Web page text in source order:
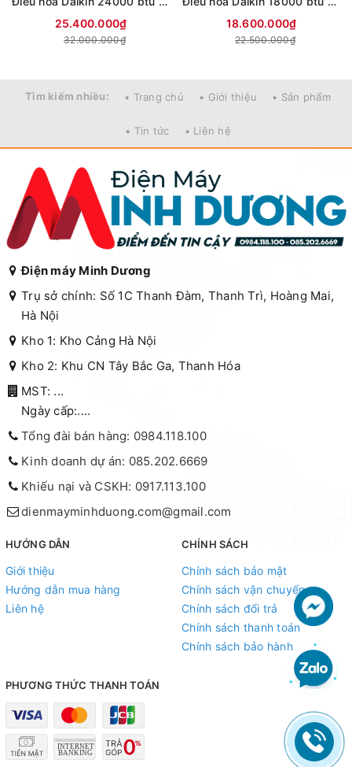
25.400.000₫
32.000.000₫
18.600.000₫
22.500.000₫
Tìm kiếm nhiều: • Trang chủ • Giới thiệu • Sản phẩm
• Tin tức • Liên hệ
Điện máy Minh Dương
Trụ sở chính: Số 1C Thanh Đàm, Thanh Trì, Hoàng Mai,
Hà Nội
Kho 1: Kho Cảng Hà Nội
Kho 2: Khu CN Tây Bắc Ga, Thanh Hóa
MST: ...
Ngày cấp:....
Tổng đài bán hàng: 0984.118.100
Kinh doanh dự án: 085.202.6669
Khiếu nại và CSKH: 0917.113.100
dienmayminhduong.com@gmail.com
HƯỚNG DẪN
Giới thiệu
Hướng dẫn mua hàng
Liên hệ
CHÍNH SÁCH
Chính sách bảo mật
Chính sách vận chuyển
Chính sách đổi trả
Chính sách thanh toán
Chính sách bảo hành
PHƯƠNG THỨC THANH TOÁN